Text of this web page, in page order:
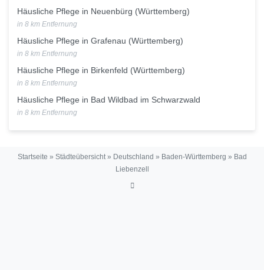
Häusliche Pflege in Neuenbürg (Württemberg)
in 8 km Entfernung
Häusliche Pflege in Grafenau (Württemberg)
in 8 km Entfernung
Häusliche Pflege in Birkenfeld (Württemberg)
in 8 km Entfernung
Häusliche Pflege in Bad Wildbad im Schwarzwald
in 8 km Entfernung
Startseite » Städteübersicht» Deutschland » Baden-Württemberg » Bad
Liebenzell